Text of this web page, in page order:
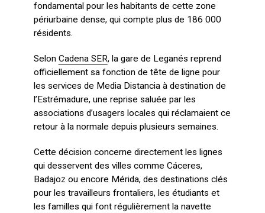
fondamental pour les habitants de cette zone
périurbaine dense, qui compte plus de 186 000
résidents.
Selon Cadena SER, la gare de Leganés reprend
officiellement sa fonction de tête de ligne pour
les services de Media Distancia à destination de
l’Estrémadure, une reprise saluée par les
associations d’usagers locales qui réclamaient ce
retour à la normale depuis plusieurs semaines.
Cette décision concerne directement les lignes
qui desservent des villes comme Cáceres,
Badajoz ou encore Mérida, des destinations clés
pour les travailleurs frontaliers, les étudiants et
les familles qui font régulièrement la navette